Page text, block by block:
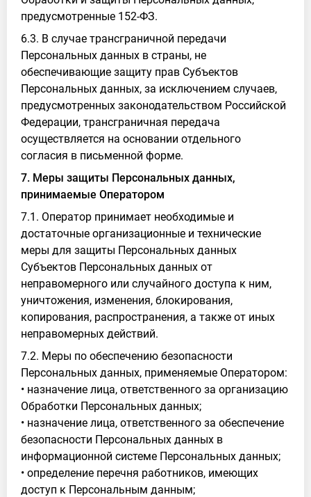
предусмотренные 152-ФЗ.
6.3. В случае трансграничной передачи
Персональных данных в страны, не
обеспечивающие защиту прав Субъектов
Персональных данных, за исключением случаев,
предусмотренных законодательством Российской
Федерации, трансграничная передача
осуществляется на основании отдельного
согласия в письменной форме.
7. Меры защиты Персональных данных,
принимаемые Оператором
7.1. Оператор принимает необходимые и
достаточные организационные и технические
меры для защиты Персональных данных
Субъектов Персональных данных от
неправомерного или случайного доступа к ним,
уничтожения, изменения, блокирования,
копирования, распространения, а также от иных
неправомерных действий.
7.2. Меры по обеспечению безопасности
Персональных данных, применяемые Оператором:
• назначение лица, ответственного за организацию
Обработки Персональных данных;
• назначение лица, ответственного за обеспечение
безопасности Персональных данных в
информационной системе Персональных данных;
• определение перечня работников, имеющих
доступ к Персональным данным;